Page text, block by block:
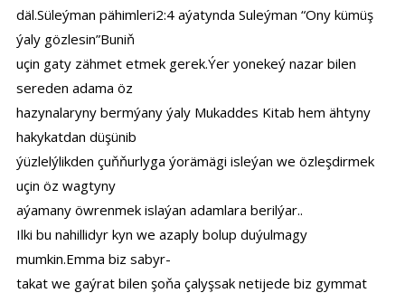
däl.Süleýman pähimleri2:4 aýatynda Suleýman “Ony kümüş
ýaly gözlesin”Buniň
uçin gaty zähmet etmek gerek.Ýer yonekeý nazar bilen
sereden adama öz
hazynalaryny bermýany ýaly Mukaddes Kitab hem ähtyny
hakykatdan düşünib
ýüzlelýlikden çuňňurlyga ýorämägi isleýan we özleşdirmek
uçin öz wagtyny
aýamany öwrenmek islaýan adamlara berilýar..
Ilki bu nahillidyr kyn we azaply bolup duýulmagy
mumkin.Emma biz sabyr-
takat we gaýrat bilen şoňa çalyşsak netijede biz gymmat